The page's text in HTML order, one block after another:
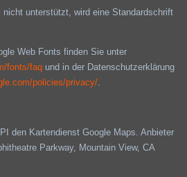
nicht unterstützt, wird eine Standardschrift
Web Fonts finden Sie unter
fonts/faq und in der Datenschutzerklärung
policies/privacy/.
den Kartendienst Google Maps. Anbieter
Parkway, Mountain View, CA